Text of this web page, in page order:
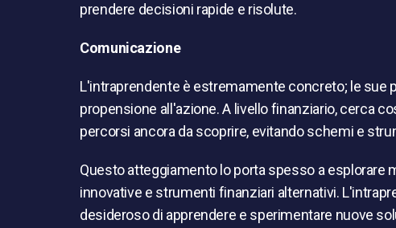
prendere decisioni rapide e risolute.
Comunicazione
L'intraprendente è estremamente concreto; le sue
propensione all'azione. A livello finanziario, cerca
percorsi ancora da scoprire, evitando schemi e
Questo atteggiamento lo porta spesso a esplorare
innovative e strumenti finanziari alternativi.
desideroso di apprendere e sperimentare nuove